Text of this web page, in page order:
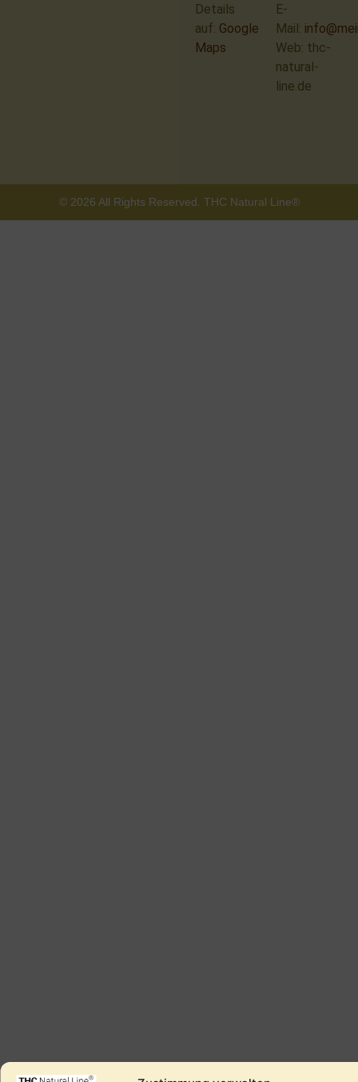
E-
Mail:
Web: thc-
natural-
line.de
Details
auf: Google
Maps
© 2026 All Rights Reserved. THC Natural Line®